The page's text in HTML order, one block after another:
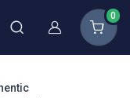
Thành viên
0